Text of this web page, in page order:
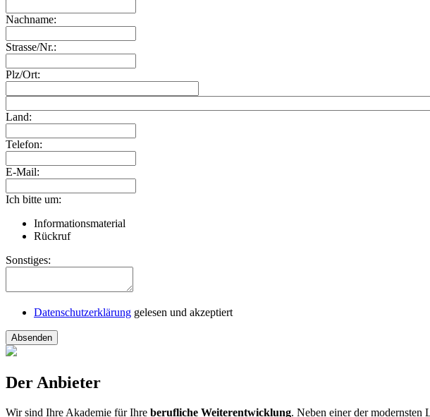
Nachname:
Strasse/Nr.:
Plz/Ort:
Land:
Telefon:
E-Mail:
Ich bitte um:
Informationsmaterial
Rückruf
Sonstiges:
Datenschutzerklärung gelesen und akzeptiert
Absenden
Der Anbieter
Wir sind Ihre Akademie für Ihre berufliche Weiterentwicklung. Neben einer der modernsten